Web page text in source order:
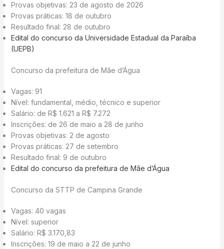
Provas objetivas: 23 de agosto de 2026
Provas práticas: 18 de outubro
Resultado final: 28 de outubro
Edital do concurso da Universidade Estadual da Paraíba
(UEPB)
Concurso da prefeitura de Mãe d’Água
Vagas: 91
Nível: fundamental, médio, técnico e superior
Salário: de R$ 1.621 a R$ 7.272
Inscrições: de 26 de maio a 28 de junho
Provas objetivas: 2 de agosto
Provas práticas: 27 de setembro
Resultado final: 9 de outubro
Edital do concurso da prefeitura de Mãe d’Água
Concurso da STTP de Campina Grande
Vagas: 40 vagas
Nível: superior
Salário: R$ 3.170,83
Inscrições: 19 de maio a 22 de junho